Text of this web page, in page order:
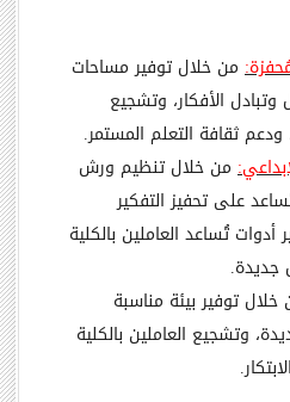
من خلال توفير مساحات
الأفكار، وتشجيع
ثقافة التعلم المستمر.
من خلال تنظيم ورش
على تحفيز التفكير
أدوات تُساعد العاملين بالكلية
جديدة.
خلال توفير بيئة مناسبة
وتشجيع العاملين بالكلية